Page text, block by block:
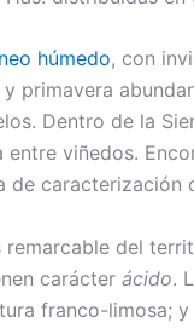
húmedo, con
primavera
Dentro de la
viñedos.
de caracterización
del
carácter ácido.
franco-limosa;